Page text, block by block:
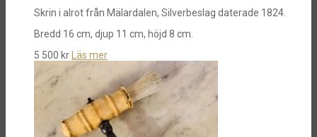
Skrin i alrot från Mälardalen, Silverbeslag daterade 1824.
Bredd 16 cm, djup 11 cm, höjd 8 cm.
5 500 kr Läs mer